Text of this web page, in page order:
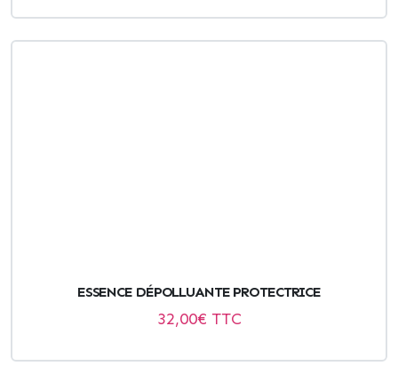
ESSENCE DÉPOLLUANTE PROTECTRICE
32,00€ TTC